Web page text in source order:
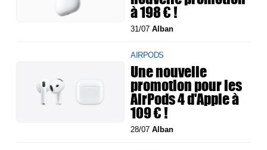
à 198 € !
31/07Alban
AIRPODS
Une nouvelle
promotion pour les
AirPods 4 d'Apple à
109 € !
28/07Alban